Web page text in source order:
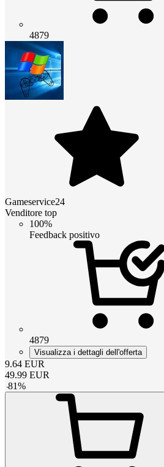
4879
Gameservice24
Venditore top
100%
Feedback positivo
4879
Visualizza i dettagli dell'offerta
9.64 EUR
49.99 EUR
-81%